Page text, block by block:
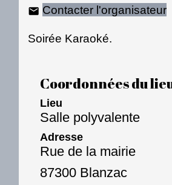
email Contacter l'organisateur
Soirée Karaoké.
Coordonnées du
Lieu
Salle polyvalente
Adresse
Rue de la mairie
87300 Blanzac